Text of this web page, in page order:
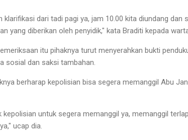
klarifikasi dari tadi pagi ya, jam 10.00 kita diundang
yang diberikan oleh penyidik," kata Braditi kepada
itu pihaknya turut menyerahkan bukti
sosial dan saksi tambahan.
berharap kepolisian bisa segera memanggil Abu
kepolisian untuk segera memanggil ya, memanggil
ucap dia.